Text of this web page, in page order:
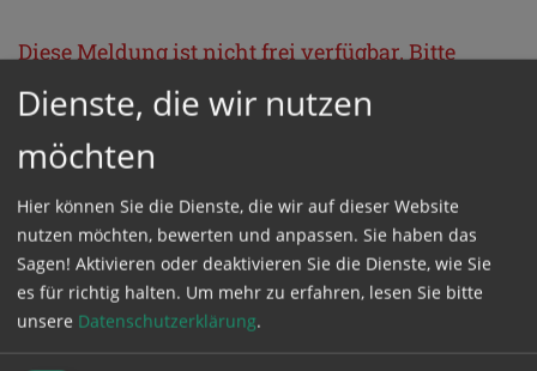
Diese Meldung ist nicht frei verfügbar. Bitte
loggen Sie sich ein, oder bestellen Sie das
ProduktKathpress_online.
GESCHÜTZTER BEREICH
Bitte melden Sie sich mit Ihrem Benutzernamen
und Passwort an.
Dienste, die wir nutzen
möchten
Hier können Sie die Dienste, die wir auf dieser Website
nutzen möchten, bewerten und anpassen. Sie haben das
Sagen! Aktivieren oder deaktivieren Sie die Dienste, wie Sie
es für richtig halten. Um mehr zu erfahren, lesen Sie bitte
unsere Datenschutzerklärung.